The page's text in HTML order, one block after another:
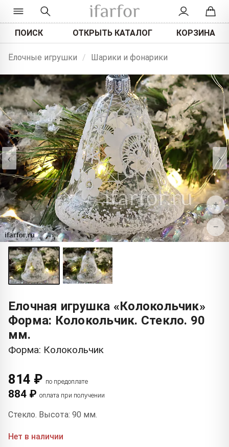
ПОИСК ОТКРЫТЬ КАТАЛОГ КОРЗИНА
Ёлочные игрушки / Шарики и фонарики
‹ ›
+
−
Елочная игрушка «Колокольчик»
Форма: Колокольчик. Стекло. 90
мм.
Форма: Колокольчик
814 ₽ по предоплате
884 ₽ оплата при получении
Стекло. Высота: 90 мм.
Нет в наличии